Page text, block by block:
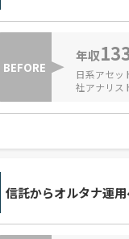
BEFORE
年収
日系アセッ
社アナリス
信託からオルタナ運